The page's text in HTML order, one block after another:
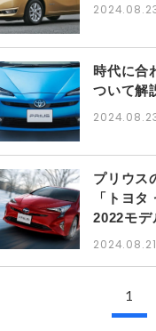
時代に合
ついて解
プリウス
「トヨ
2022モデ
2024.08.21
1